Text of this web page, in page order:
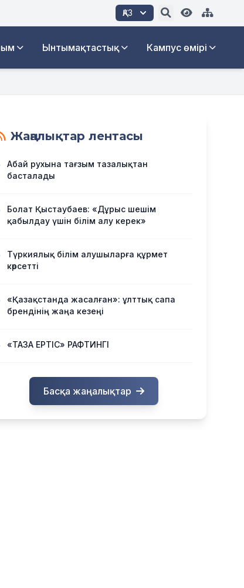
ҚАЗ
Ынтымақтастық Кампус өмірі
Жаңалықтар лентасы
Абай рухына тағзым тазалықтан
басталады
Болат Қыстаубаев: «Дұрыс шешім
қабылдау үшін білім алу керек»
Түркиялық білім алушыларға құрмет
көрсетті
«Қазақстанда жасалған»: ұлттық сапа
брендінің жаңа кезеңі
«ТАЗА ЕРТІС» РАФТИНГІ
Басқа жаңалықтар